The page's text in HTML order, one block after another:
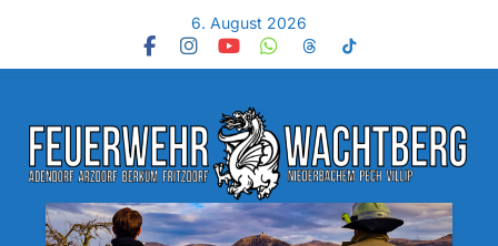
6. August 2026